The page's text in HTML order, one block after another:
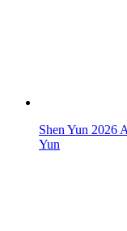
Shen Yun 2026
Yun